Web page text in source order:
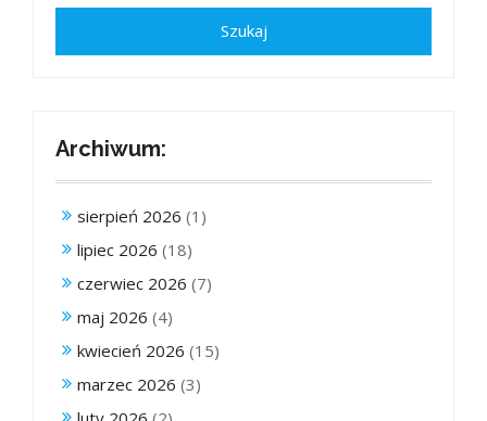
Archiwum:
sierpień 2026 (1)
lipiec 2026 (18)
czerwiec 2026 (7)
maj 2026 (4)
kwiecień 2026 (15)
marzec 2026 (3)